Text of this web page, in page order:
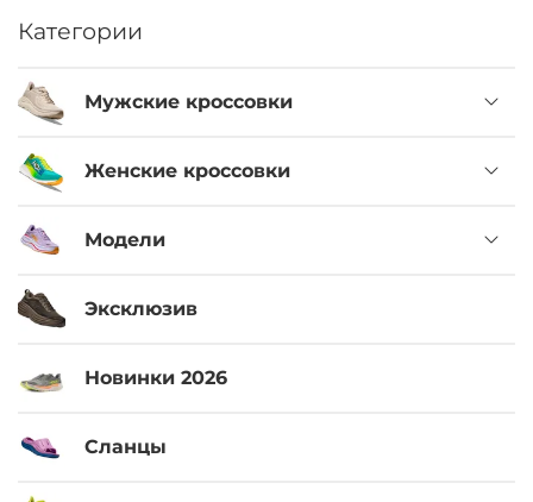
Категории
Мужские кроссовки
Женские кроссовки
Модели
Эксклюзив
Новинки 2026
Сланцы